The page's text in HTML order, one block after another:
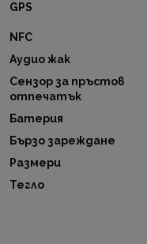
GPS
NFC
Аудио жак
Сензор за пръстов
отпечатък
Батерия
Бързо зареждане
Размери
Тегло